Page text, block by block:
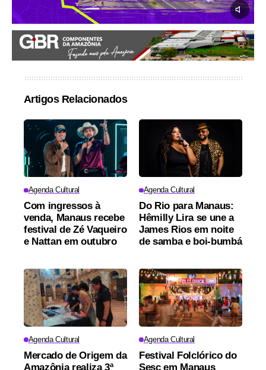
Artigos Relacionados
Agenda Cultural
Com ingressos à
venda, Manaus recebe
festival de Zé Vaqueiro
e Nattan em outubro
Agenda Cultural
Do Rio para Manaus:
Hêmilly Lira se une a
James Rios em noite
de samba e boi-bumbá
Agenda Cultural
Mercado de Origem da
Amazônia realiza 3ª
Agenda Cultural
Festival Folclórico do
Sesc em Manaus